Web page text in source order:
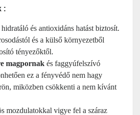
:
és antioxidáns hatást biztosít.
és a külső környezetből
tényezőktől.
magpornak és faggyúfelszívó
ez a fényvédő nem hagy
miközben csökkenti a nem kívánt
mozdulatokkal vigye fel a száraz